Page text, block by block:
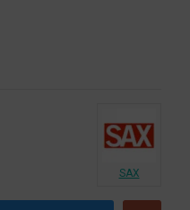
SAX